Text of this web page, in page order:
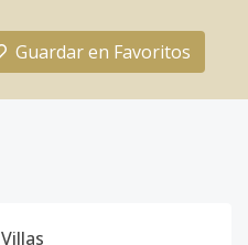
Guardar en Favoritos
Villas